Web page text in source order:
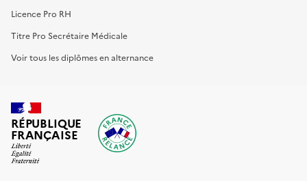
Licence Pro RH
Titre Pro Secrétaire Médicale
Voir tous les diplômes en alternance
RÉPUBLIQUE
FRANÇAISE